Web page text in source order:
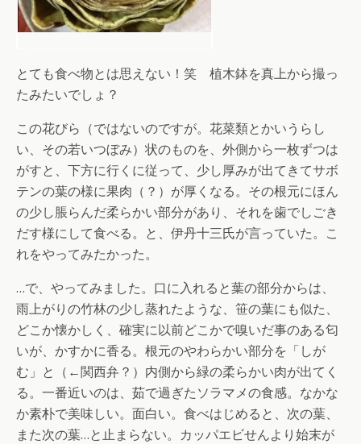
とても食べ物とは思えない！笑 植木鉢を真上から撮っ
たみたいでしょ？
この花びら（ではないのですが。花菜類とかいうらし
い、その若いつぼみ）状のものを、外側から一枚ずつは
がすと、下方に行くに従って、少し厚みが出てきてサボ
テンの葉の様に果肉（？）が厚くなる。その根元にほん
の少し脹らんだ柔らかい部分があり、それを歯でしごき
だす様にして食べる。と、伊丹十三氏が言っていた。こ
れをやってみたかった。
…で、やってみました。口に入れると葉の部分からは、
雨上がりの竹林の少し蒸れたような、笹の葉にも似た、
どこか懐かしく、確実に以前どこかで嗅いだ事のある匂
いが、かすかに香る。根元のやわらかい部分を「しが
む」と（←関西弁？）内側から緑の柔らかい肉が出てく
る。一番近いのは、茹で過ぎたソラマメの食感。なかな
か素朴で美味しい。面白い。食べはじめると、次の葉、
また次の葉…と止まらない。カッパエビせんより始末が